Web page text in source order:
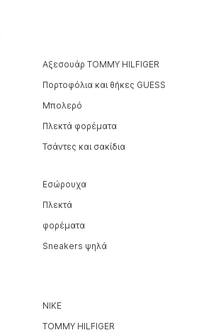
Αξεσουάρ TOMMY HILFIGER
Πορτοφόλια και θήκες GUESS
Μπολερό
Πλεκτά φορέματα
Τσάντες και σακίδια
Εσώρουχα
Πλεκτά
φορέματα
Sneakers ψηλά
NIKE
TOMMY HILFIGER